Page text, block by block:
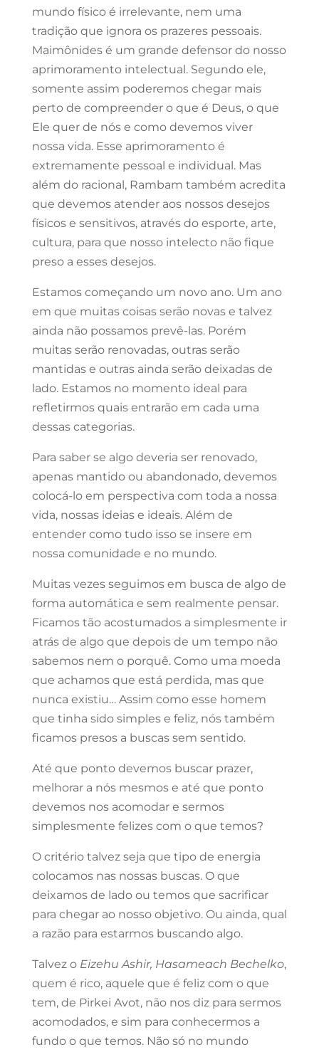
mundo físico é irrelevante, nem uma
tradição que ignora os prazeres pessoais.
Maimônides é um grande defensor do nosso
aprimoramento intelectual. Segundo ele,
somente assim poderemos chegar mais
perto de compreender o que é Deus, o que
Ele quer de nós e como devemos viver
nossa vida. Esse aprimoramento é
extremamente pessoal e individual. Mas
além do racional, Rambam também acredita
que devemos atender aos nossos desejos
físicos e sensitivos, através do esporte, arte,
cultura, para que nosso intelecto não fique
preso a esses desejos.
Estamos começando um novo ano. Um ano
em que muitas coisas serão novas e talvez
ainda não possamos prevê-las. Porém
muitas serão renovadas, outras serão
mantidas e outras ainda serão deixadas de
lado. Estamos no momento ideal para
refletirmos quais entrarão em cada uma
dessas categorias.
Para saber se algo deveria ser renovado,
apenas mantido ou abandonado, devemos
colocá-lo em perspectiva com toda a nossa
vida, nossas ideias e ideais. Além de
entender como tudo isso se insere em
nossa comunidade e no mundo.
Muitas vezes seguimos em busca de algo de
forma automática e sem realmente pensar.
Ficamos tão acostumados a simplesmente ir
atrás de algo que depois de um tempo não
sabemos nem o porquê. Como uma moeda
que achamos que está perdida, mas que
nunca existiu… Assim como esse homem
que tinha sido simples e feliz, nós também
ficamos presos a buscas sem sentido.
Até que ponto devemos buscar prazer,
melhorar a nós mesmos e até que ponto
devemos nos acomodar e sermos
simplesmente felizes com o que temos?
O critério talvez seja que tipo de energia
colocamos nas nossas buscas. O que
deixamos de lado ou temos que sacrificar
para chegar ao nosso objetivo. Ou ainda, qual
a razão para estarmos buscando algo.
Talvez o Eizehu Ashir, Hasameach Bechelko,
quem é rico, aquele que é feliz com o que
tem, de Pirkei Avot, não nos diz para sermos
acomodados, e sim para conhecermos a
fundo o que temos. Não só no mundo